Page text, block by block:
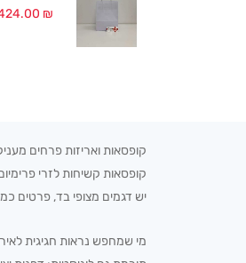
לבן (300 יח')
₪
קופסאות ואריזות פרחים
קופסאות קשיחות לזרי
יש דגמים מצופי בד, פרטים
מי שמחפש נראות חגיגית